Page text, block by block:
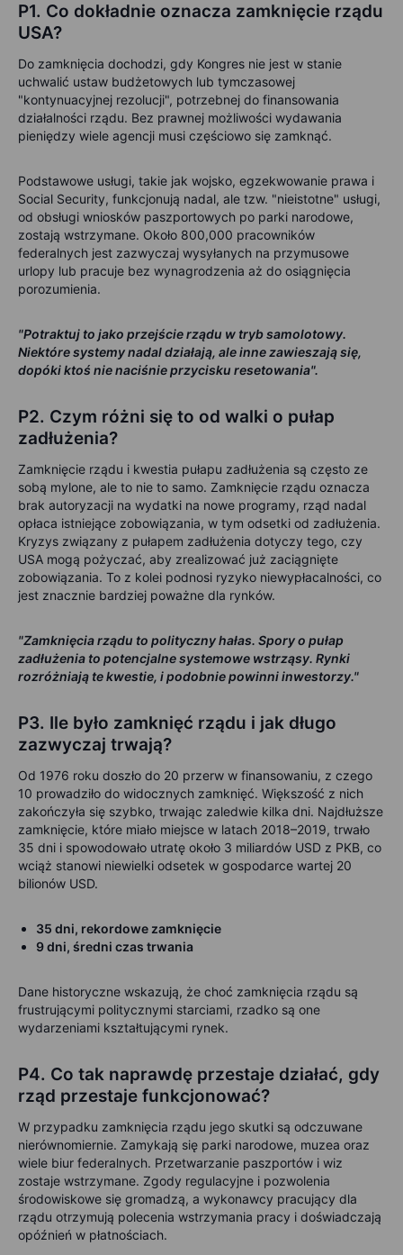
P1. Co dokładnie oznacza zamknięcie rządu
USA?
Do zamknięcia dochodzi, gdy Kongres nie jest w stanie
uchwalić ustaw budżetowych lub tymczasowej
"kontynuacyjnej rezolucji", potrzebnej do finansowania
działalności rządu. Bez prawnej możliwości wydawania
pieniędzy wiele agencji musi częściowo się zamknąć.
Podstawowe usługi, takie jak wojsko, egzekwowanie prawa i
Social Security, funkcjonują nadal, ale tzw. "nieistotne" usługi,
od obsługi wniosków paszportowych po parki narodowe,
zostają wstrzymane. Około 800,000 pracowników
federalnych jest zazwyczaj wysyłanych na przymusowe
urlopy lub pracuje bez wynagrodzenia aż do osiągnięcia
porozumienia.
"Potraktuj to jako przejście rządu w tryb samolotowy.
Niektóre systemy nadal działają, ale inne zawieszają się,
dopóki ktoś nie naciśnie przycisku resetowania".
P2. Czym różni się to od walki o pułap
zadłużenia?
Zamknięcie rządu i kwestia pułapu zadłużenia są często ze
sobą mylone, ale to nie to samo. Zamknięcie rządu oznacza
brak autoryzacji na wydatki na nowe programy, rząd nadal
opłaca istniejące zobowiązania, w tym odsetki od zadłużenia.
Kryzys związany z pułapem zadłużenia dotyczy tego, czy
USA mogą pożyczać, aby zrealizować już zaciągnięte
zobowiązania. To z kolei podnosi ryzyko niewypłacalności, co
jest znacznie bardziej poważne dla rynków.
"Zamknięcia rządu to polityczny hałas. Spory o pułap
zadłużenia to potencjalne systemowe wstrząsy. Rynki
rozróżniają te kwestie, i podobnie powinni inwestorzy."
P3. Ile było zamknięć rządu i jak długo
zazwyczaj trwają?
Od 1976 roku doszło do 20 przerw w finansowaniu, z czego
10 prowadziło do widocznych zamknięć. Większość z nich
zakończyła się szybko, trwając zaledwie kilka dni. Najdłuższe
zamknięcie, które miało miejsce w latach 2018–2019, trwało
35 dni i spowodowało utratę około 3 miliardów USD z PKB, co
wciąż stanowi niewielki odsetek w gospodarce wartej 20
bilionów USD.
35 dni, rekordowe zamknięcie
9 dni, średni czas trwania
Dane historyczne wskazują, że choć zamknięcia rządu są
frustrującymi politycznymi starciami, rzadko są one
wydarzeniami kształtującymi rynek.
P4. Co tak naprawdę przestaje działać, gdy
rząd przestaje funkcjonować?
W przypadku zamknięcia rządu jego skutki są odczuwane
nierównomiernie. Zamykają się parki narodowe, muzea oraz
wiele biur federalnych. Przetwarzanie paszportów i wiz
zostaje wstrzymane. Zgody regulacyjne i pozwolenia
środowiskowe się gromadzą, a wykonawcy pracujący dla
rządu otrzymują polecenia wstrzymania pracy i doświadczają
opóźnień w płatnościach.